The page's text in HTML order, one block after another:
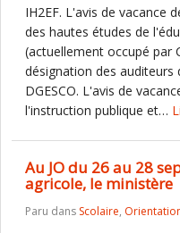
IH2EF. L'avis de vacance
des hautes études de
(actuellement occupé par
désignation des auditeurs
DGESCO. L'avis de
l'instruction publique et…
Au JO du 26 au 28
agricole, le ministère
Paru dans Scolaire,